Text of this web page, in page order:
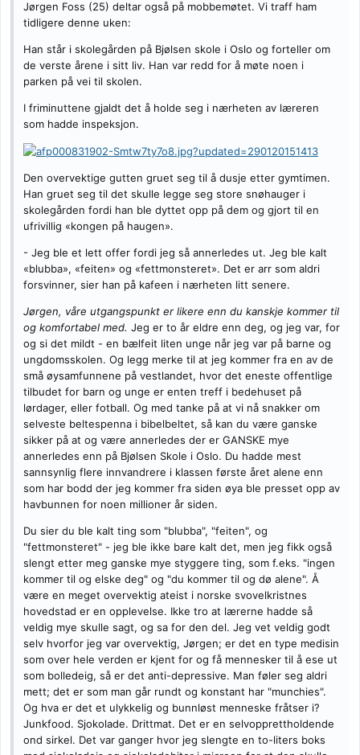
Jørgen Foss (25) deltar også på mobbemøtet. Vi traff ham
tidligere denne uken:
Han står i skolegården på Bjølsen skole i Oslo og forteller om
de verste årene i sitt liv. Han var redd for å møte noen i
parken på vei til skolen.
I friminuttene gjaldt det å holde seg i nærheten av læreren
som hadde inspeksjon.
Den overvektige gutten gruet seg til å dusje etter gymtimen.
Han gruet seg til det skulle legge seg store snøhauger i
skolegården fordi han ble dyttet opp på dem og gjort til en
ufrivillig «kongen på haugen».
- Jeg ble et lett offer fordi jeg så annerledes ut. Jeg ble kalt
«blubba», «feiten» og «fettmonsteret». Det er arr som aldri
forsvinner, sier han på kafeen i nærheten litt senere.
Jørgen, våre utgangspunkt er likere enn du kanskje kommer til
og komfortabel med. Jeg er to år eldre enn deg, og jeg var, for
og si det mildt - en bælfeit liten unge når jeg var på barne og
ungdomsskolen. Og legg merke til at jeg kommer fra en av de
små øysamfunnene på vestlandet, hvor det eneste offentlige
tilbudet for barn og unge er enten treff i bedehuset på
lørdager, eller fotball. Og med tanke på at vi nå snakker om
selveste beltespenna i bibelbeltet, så kan du være ganske
sikker på at og være annerledes der er GANSKE mye
annerledes enn på Bjølsen Skole i Oslo. Du hadde mest
sannsynlig flere innvandrere i klassen første året alene enn
som har bodd der jeg kommer fra siden øya ble presset opp av
havbunnen for noen millioner år siden.
Du sier du ble kalt ting som "blubba", "feiten", og
"fettmonsteret" - jeg ble ikke bare kalt det, men jeg fikk også
slengt etter meg ganske mye styggere ting, som f.eks. "ingen
kommer til og elske deg" og "du kommer til og dø alene". Å
være en meget overvektig ateist i norske svovelkristnes
hovedstad er en opplevelse. Ikke tro at lærerne hadde så
veldig mye skulle sagt, og sa for den del. Jeg vet veldig godt
selv hvorfor jeg var overvektig, Jørgen; er det en type medisin
som over hele verden er kjent for og få mennesker til å ese ut
som bolledeig, så er det anti-depressive. Man føler seg aldri
mett; det er som man går rundt og konstant har "munchies".
Og hva er det et ulykkelig og bunnløst menneske fråtser i?
Junkfood. Sjokolade. Drittmat. Det er en selvopprettholdende
ond sirkel. Det var ganger hvor jeg slengte en to-liters boks